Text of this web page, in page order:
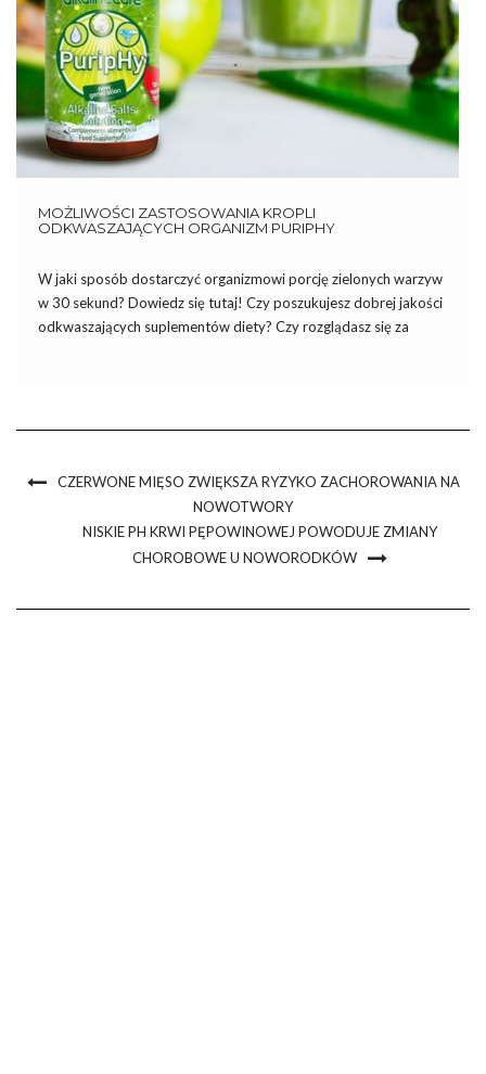
MOŻLIWOŚCI ZASTOSOWANIA KROPLI
ODKWASZAJĄCYCH ORGANIZM PURIPHY
W jaki sposób dostarczyć organizmowi porcję zielonych warzyw
w 30 sekund? Dowiedz się tutaj! Czy poszukujesz dobrej jakości
odkwaszających suplementów diety? Czy rozglądasz się za
CZERWONE MIĘSO ZWIĘKSZA RYZYKO ZACHOROWANIA NA
NOWOTWORY
NISKIE PH KRWI PĘPOWINOWEJ POWODUJE ZMIANY
CHOROBOWE U NOWORODKÓW